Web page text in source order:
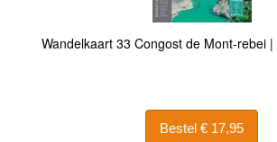
Wandelkaart 33 Congost de Mont-rebei
Bestel € 17,95